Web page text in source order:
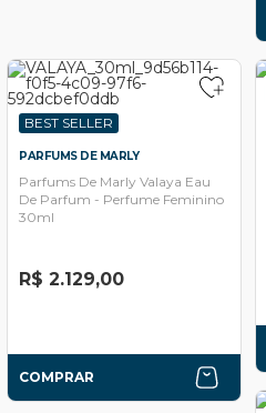
BEST SELLER
PARFUMS DE MARLY
Parfums De Marly Valaya Eau
De Parfum - Perfume Feminino
30ml
R$ 2.129,00
COMPRAR